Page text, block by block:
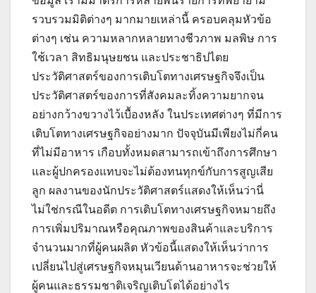
รวบรวมมิติต่างๆ มากมายเหล่านี้ ครอบคลุมหัวข้อ
ต่างๆ เช่น ความหลากหลายทางชีวภาพ มลพิษ การ
ใช้เวลา สิทธิมนุษยชน และประชาธิปไตย
ประวัติศาสตร์ของการเติบโตทางเศรษฐกิจจึงเป็น
ประวัติศาสตร์ของการที่สังคมละทิ้งความยากจน
อย่างกว้างขวางไว้เบื้องหลัง ในประเทศต่างๆ ที่มีการ
เติบโตทางเศรษฐกิจอย่างมาก ปัจจุบันมีเพียงไม่กี่คน
ที่ไม่มีอาหาร เกือบทั้งหมดสามารถเข้าถึงการศึกษา
และผู้ปกครองแทบจะไม่ต้องทนทุกข์กับการสูญเสีย
ลูก ผลงานของนักประวัติศาสตร์แสดงให้เห็นว่านี่
ไม่ใช่กรณีในอดีต การเติบโตทางเศรษฐกิจหมายถึง
การเพิ่มปริมาณหรือคุณภาพของสินค้าและบริการ
จำนวนมากที่ผู้คนผลิต หัวข้อนี้แสดงให้เห็นว่าการ
เปลี่ยนไปสู่เศรษฐกิจหมุนเวียนด้านอาหารจะช่วยให้
ผู้คนและธรรมชาติเจริญเติบโตได้อย่างไร